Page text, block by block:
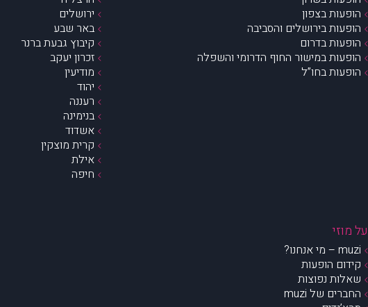
הופעות בצפון
הופעות בירושלים והסביבה
הופעות בדרום
הופעות במישור החוף הדרומי והשפלה
הופעות בחו”ל
ירושלים
באר שבע
קיבוץ גבעת ברנר
זכרון יעקב
מודיעין
יהוד
רעננה
בנימינה
אשדוד
קרית מוצקין
אילת
חיפה
על מוזי
muzi – מי אנחנו?
קידום הופעות
שאלות נפוצות
החברים של muzi